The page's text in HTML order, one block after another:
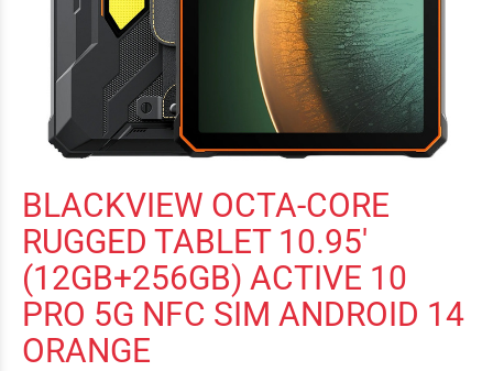
BLACKVIEW OCTA-CORE
RUGGED TABLET 10.95'
(12GB+256GB) ACTIVE 10
PRO 5G NFC SIM ANDROID 14
ORANGE